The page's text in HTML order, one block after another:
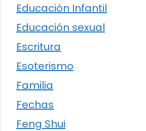
Educación Infantil
Educación sexual
Escritura
Esoterismo
Familia
Fechas
Feng Shui